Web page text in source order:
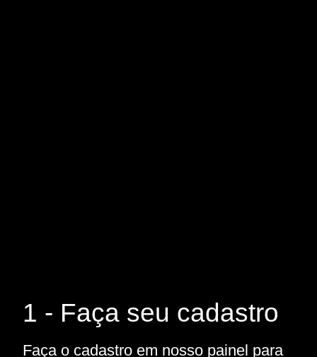
1 - Faça seu cadastro
Faça o cadastro em nosso painel para